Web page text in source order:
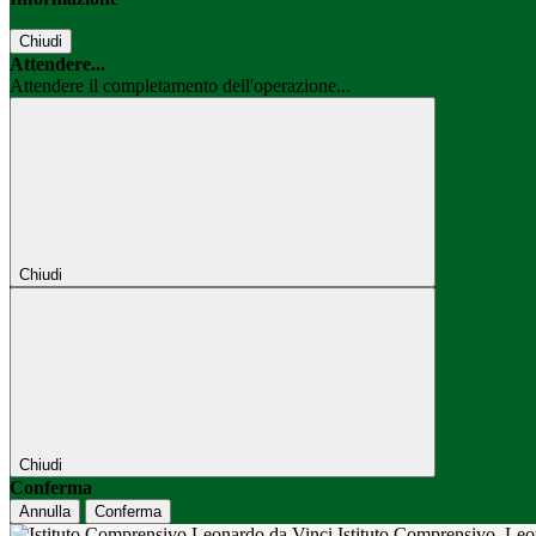
Chiudi
Attendere...
Attendere il completamento dell'operazione...
Chiudi
Chiudi
Conferma
Annulla Conferma